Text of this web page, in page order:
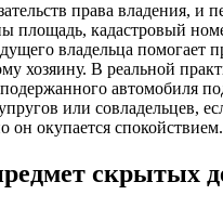
права владения,
площадь, кадастровый
владельца
хозяину. В реальной
автомобиля
или
окупается
скрытых